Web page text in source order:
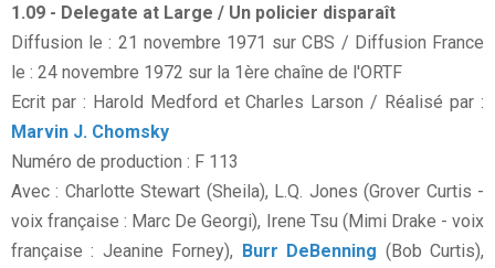
1.09 - Delegate at Large / Un policier disparaît
Diffusion le : 21 novembre 1971 sur CBS / Diffusion France
le : 24 novembre 1972 sur la 1ère chaîne de l'ORTF
Ecrit par : Harold Medford et Charles Larson / Réalisé par :
Marvin J. Chomsky
Numéro de production : F 113
Avec : Charlotte Stewart (Sheila), L.Q. Jones (Grover Curtis -
voix française : Marc De Georgi), Irene Tsu (Mimi Drake - voix
française : Jeanine Forney), Burr DeBenning (Bob Curtis),